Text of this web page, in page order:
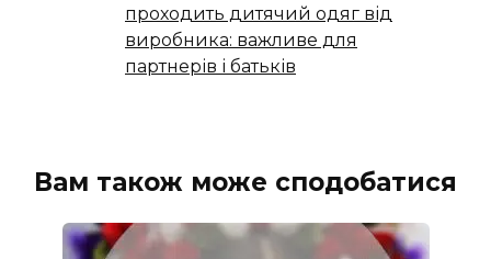
проходить дитячий одяг від
виробника: важливе для
партнерів і батьків
Вам також може сподобатися